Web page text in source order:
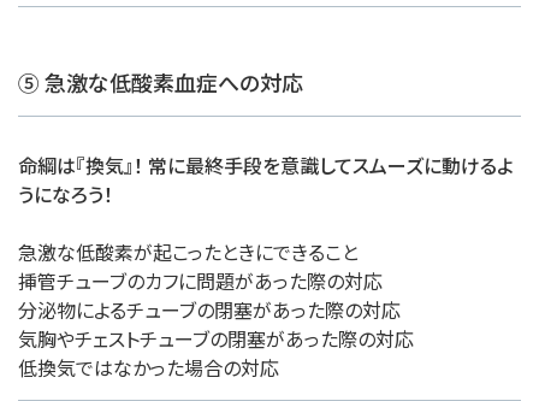
⑤ 急激な低酸素血症への対応
命綱は『換気』！ 常に最終手段を意識してスムーズに動けるよ
うになろう！
急激な低酸素が起こったときにできること
挿管チューブのカフに問題があった際の対応
分泌物によるチューブの閉塞があった際の対応
気胸やチェストチューブの閉塞があった際の対応
低換気ではなかった場合の対応